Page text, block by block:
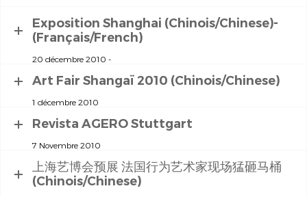
Exposition Shanghai (Chinois/Chinese)-
(Français/French)
20 décembre 2010 -
Art Fair Shangaï 2010 (Chinois/Chinese)
1 décembre 2010
Revista AGERO Stuttgart
7 Novembre 2010
上海艺博会预展 法国行为艺术家现场猛砸马桶
(Chinois/Chinese)